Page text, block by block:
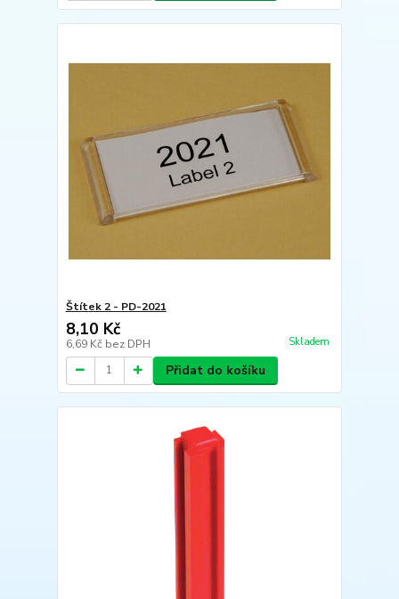
Štítek 2 - PD-2021
8,10 Kč
6,69 Kč bez DPH Skladem
Přidat do košíku